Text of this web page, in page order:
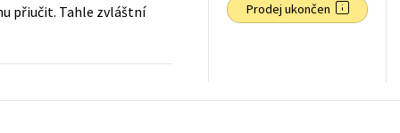
přiučit. Tahle zvláštní
Prodej ukončen